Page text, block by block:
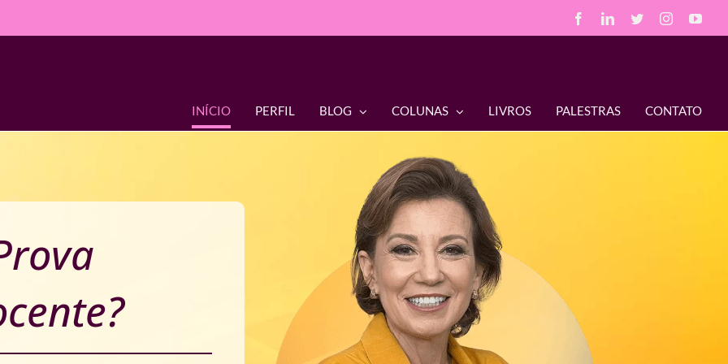
FacebookLinkedIn
TwitterInstagram
INÍCIO PERFIL BLOG COLUNAS LIVROS PALESTRAS CONTATO